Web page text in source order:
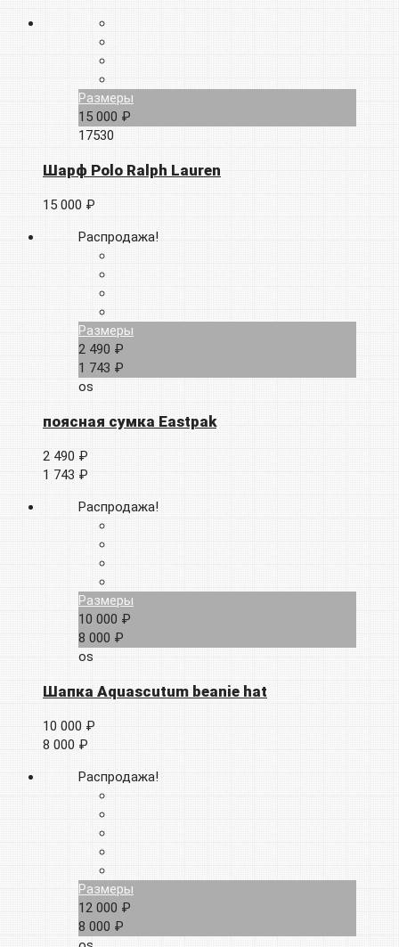
Размеры
15 000 ₽
17530
Шарф Polo Ralph Lauren
15 000 ₽
Распродажа!
Размеры
2 490 ₽
1 743 ₽
os
поясная сумка Eastpak
2 490 ₽
1 743 ₽
Распродажа!
Размеры
10 000 ₽
8 000 ₽
os
Шапка Aquascutum beanie hat
10 000 ₽
8 000 ₽
Распродажа!
Размеры
12 000 ₽
8 000 ₽